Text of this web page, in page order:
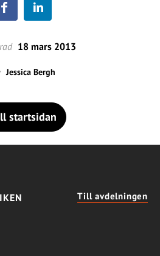
18 mars 2013
Jessica Bergh
startsidan
Till avdelningen